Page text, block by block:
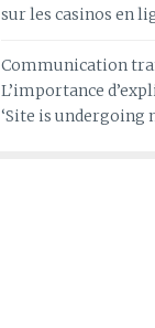
sur les casinos en
Communication
L’importance
‘Site is undergoing